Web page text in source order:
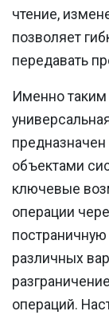
чтение,
позволяет
передавать
Именно
объектами
ключевые
операции
различных
операций.